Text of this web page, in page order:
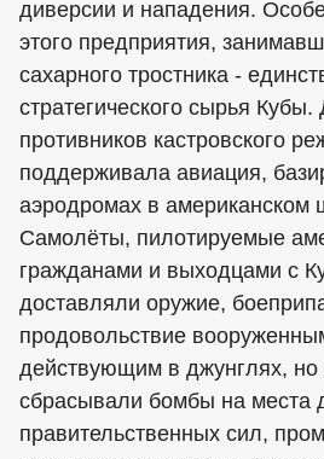
диверсии и нападения.
этого предприятия,
сахарного тростника -
стратегического сырья Кубы.
противников кастровского
поддерживала авиация,
аэродромах в американском
Самолёты, пилотируемые
гражданами и выходцами с
доставляли оружие,
продовольствие
действующим в джунглях, но
сбрасывали бомбы на места
правительственных сил,